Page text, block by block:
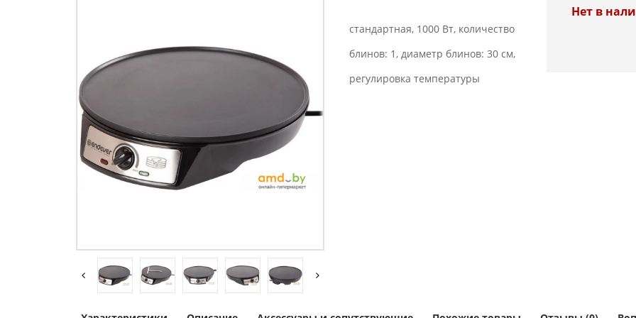
стандартная, 1000 Вт, количество
блинов: 1, диаметр блинов: 30 см,
регулировка температуры
Нет в